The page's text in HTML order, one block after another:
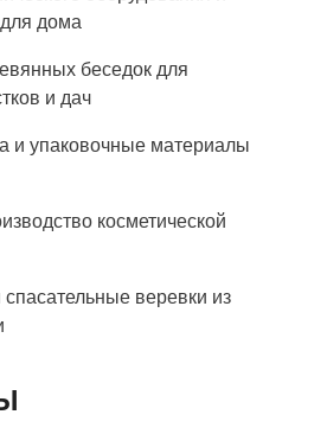
дома
беседок для
и дач
и упаковочные материалы
косметической
веревки из